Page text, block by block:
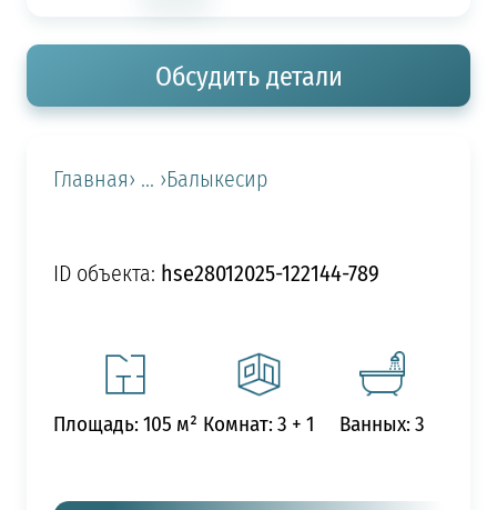
Обсудить детали
Главная› ... ›Балыкесир
ID объекта: hse28012025-122144-789
Площадь: 105 м² Комнат: 3 + 1 Ванных: 3